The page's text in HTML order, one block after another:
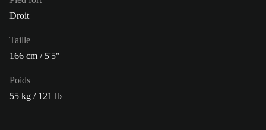
Droit
Taille
166 cm / 5'5"
Poids
55 kg / 121 lb